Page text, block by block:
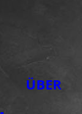
ÜBER